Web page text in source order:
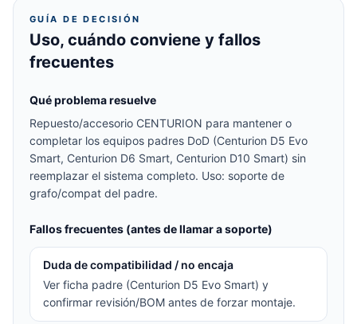
GUÍA DE DECISIÓN
Uso, cuándo conviene y fallos
frecuentes
Qué problema resuelve
Repuesto/accesorio CENTURION para mantener o
completar los equipos padres DoD (Centurion D5 Evo
Smart, Centurion D6 Smart, Centurion D10 Smart) sin
reemplazar el sistema completo. Uso: soporte de
grafo/compat del padre.
Fallos frecuentes (antes de llamar a soporte)
Duda de compatibilidad / no encaja
Ver ficha padre (Centurion D5 Evo Smart) y
confirmar revisión/BOM antes de forzar montaje.